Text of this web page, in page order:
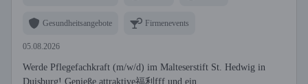
Gesundheitsangebote Firmenevents
05.08.2026
Werde Pflegefachkraft (m/w/d) im Malteserstift St. Hedwig in
Duisburg! Genieße attraktive福利fff und ein